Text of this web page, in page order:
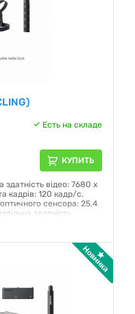
Есть на складе
КУПИТЬ
відео: 7680 x
кадрів: 120 кадр/с.
сенсора: 25,4
здатність
250, 320, 400, 500, 64